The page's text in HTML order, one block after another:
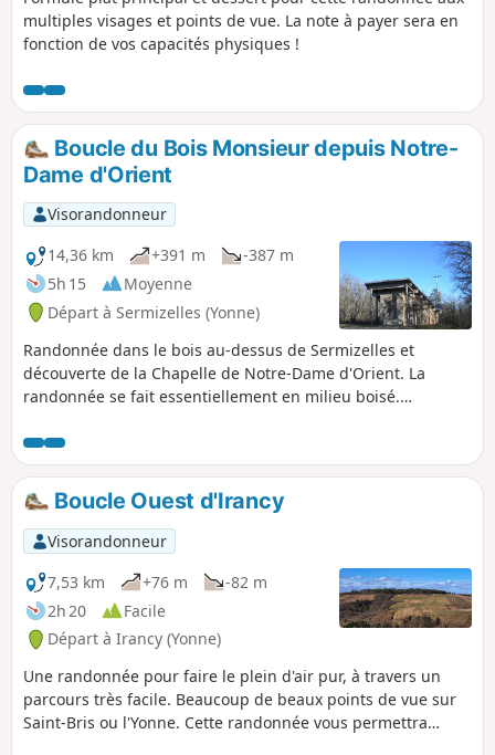
multiples visages et points de vue. La note à payer sera en
fonction de vos capacités physiques !
Boucle du Bois Monsieur depuis Notre-
Dame d'Orient
Visorandonneur
14,36 km
+391 m
-387 m
5h 15
Moyenne
Départ à Sermizelles (Yonne)
Randonnée dans le bois au-dessus de Sermizelles et
découverte de la Chapelle de Notre-Dame d'Orient. La
randonnée se fait essentiellement en milieu boisé.
les environs. Le secteur est particulièrement calme et
facilement accessible. Seuls deux points s'approchent de la
départementale. Il n'y a aucun repère ou marquage à
suivre sur cette randonnée qui peut aisément être
rallongée ou raccourcie. Le dénivelé se fait en quatre
montées réparties le long du parcours.
Boucle Ouest d'Irancy
Visorandonneur
7,53 km
+76 m
-82 m
2h 20
Facile
Départ à Irancy (Yonne)
Une randonnée pour faire le plein d'air pur, à travers un
parcours très facile. Beaucoup de beaux points de vue sur
Saint-Bris ou l'Yonne. Cette randonnée vous permettra